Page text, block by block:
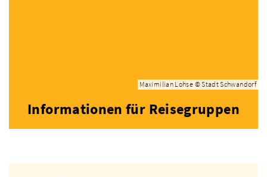
Maximilian Lohse © Stadt Schwandorf
Informationen für Reisegruppen